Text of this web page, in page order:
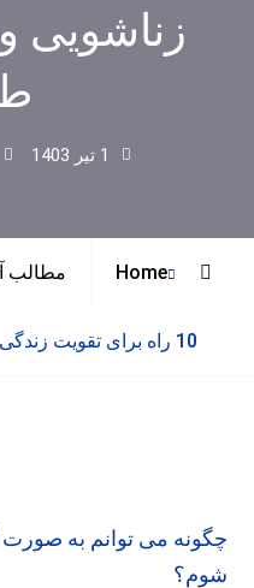
زناشویی
1 تیر 1403
Home مطالب
10 راه برای تقویت زندگی زناشویی و جلوگیری از طلاق
چگونه می توانم به صورت
شوم؟